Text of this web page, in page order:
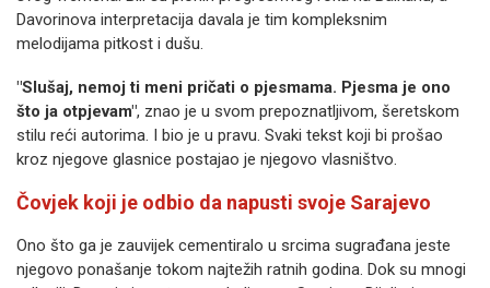
Davorinova interpretacija davala je tim kompleksnim
melodijama pitkost i dušu.
"Slušaj, nemoj ti meni pričati o pjesmama. Pjesma je ono
što ja otpjevam", znao je u svom prepoznatljivom, šeretskom
stilu reći autorima. I bio je u pravu. Svaki tekst koji bi prošao
kroz njegove glasnice postajao je njegovo vlasništvo.
Čovjek koji je odbio da napusti svoje Sarajevo
Ono što ga je zauvijek cementiralo u srcima sugrađana jeste
njegovo ponašanje tokom najtežih ratnih godina. Dok su mnogi